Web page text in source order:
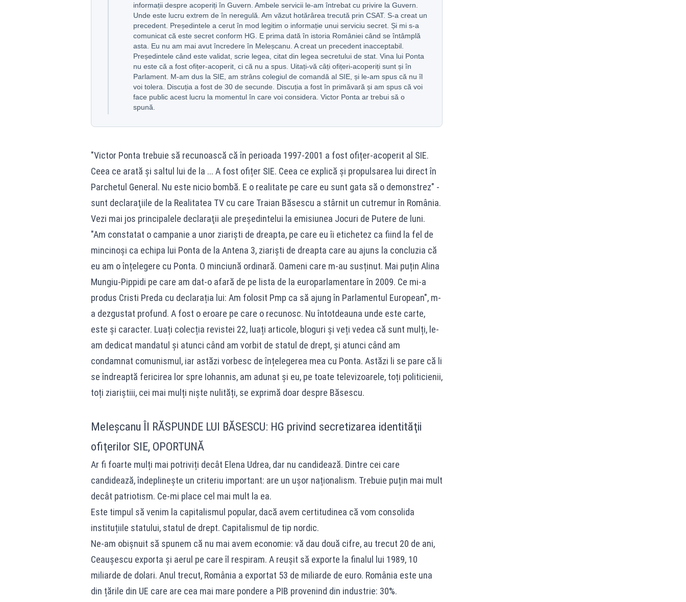
informații despre acoperiți în Guvern. Ambele servicii le-am întrebat cu privire la Guvern.
Unde este lucru extrem de în neregulă. Am văzut hotărârea trecută prin CSAT. S-a creat un
precedent. Președintele a cerut în mod legitim o informație unui serviciu secret. Și mi s-a
comunicat că este secret conform HG. E prima dată în istoria României când se întâmplă
asta. Eu nu am mai avut încredere în Meleșcanu. A creat un precedent inacceptabil.
Președintele când este validat, scrie legea, citat din legea secretului de stat. Vina lui Ponta
nu este că a fost ofițer-acoperit, ci că nu a spus. Uitați-vă câți ofițeri-acoperiți sunt și în
Parlament. M-am dus la SIE, am strâns colegiul de comandă al SIE, și le-am spus că nu îl
voi tolera. Discuția a fost de 30 de secunde. Discuția a fost în primăvară și am spus că voi
face public acest lucru la momentul în care voi considera. Victor Ponta ar trebui să o
spună.
"Victor Ponta trebuie să recunoască că în perioada 1997-2001 a fost ofițer-acoperit al SIE.
Ceea ce arată și saltul lui de la ... A fost ofițer SIE. Ceea ce explică și propulsarea lui direct în
Parchetul General. Nu este nicio bombă. E o realitate pe care eu sunt gata să o demonstrez" -
sunt declaraţiile de la Realitatea TV cu care Traian Băsescu a stârnit un cutremur în România.
Vezi mai jos principalele declaraţii ale preşedintelui la emisiunea Jocuri de Putere de luni.
"Am constatat o campanie a unor ziariști de dreapta, pe care eu îi etichetez ca fiind la fel de
mincinoși ca echipa lui Ponta de la Antena 3, ziariști de dreapta care au ajuns la concluzia că
eu am o înțelegere cu Ponta. O minciună ordinară. Oameni care m-au susținut. Mai puțin Alina
Mungiu-Pippidi pe care am dat-o afară de pe lista de la europarlamentare în 2009. Ce mi-a
produs Cristi Preda cu declarația lui: Am folosit Pmp ca să ajung în Parlamentul European", m-
a dezgustat profund. A fost o eroare pe care o recunosc. Nu întotdeauna unde este carte,
este și caracter. Luați colecția revistei 22, luați articole, bloguri și veți vedea că sunt mulți, le-
am dedicat mandatul și atunci când am vorbit de statul de drept, și atunci când am
condamnat comunismul, iar astăzi vorbesc de înțelegerea mea cu Ponta. Astăzi li se pare că li
se îndreaptă fericirea lor spre Iohannis, am adunat și eu, pe toate televizoarele, toți politicienii,
toți ziariștiii, cei mai mulți niște nulități, se exprimă doar despre Băsescu.
Meleşcanu ÎI RĂSPUNDE LUI BĂSESCU: HG privind secretizarea identităţii
ofiţerilor SIE, OPORTUNĂ
Ar fi foarte mulți mai potriviți decât Elena Udrea, dar nu candidează. Dintre cei care
candidează, îndeplinește un criteriu important: are un ușor naționalism. Trebuie puțin mai mult
decât patriotism. Ce-mi place cel mai mult la ea.
Este timpul să venim la capitalismul popular, dacă avem certitudinea că vom consolida
instituțiile statului, statul de drept. Capitalismul de tip nordic.
Ne-am obișnuit să spunem că nu mai avem economie: vă dau două cifre, au trecut 20 de ani,
Ceaușescu exporta și aerul pe care îl respiram. A reușit să exporte la finalul lui 1989, 10
miliarde de dolari. Anul trecut, România a exportat 53 de miliarde de euro. România este una
din țările din UE care are cea mai mare pondere a PIB provenind din industrie: 30%.